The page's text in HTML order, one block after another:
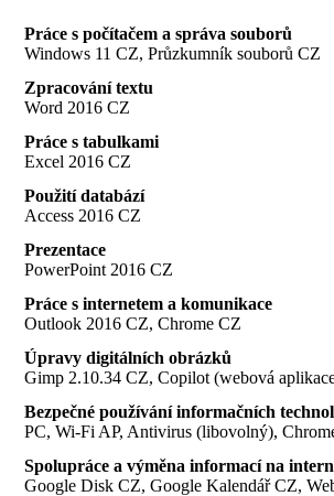
Práce s počítačem a správa souborů
Windows 11 CZ, Průzkumník souborů CZ
Zpracování textu
Word 2016 CZ
Práce s tabulkami
Excel 2016 CZ
Použití databází
Access 2016 CZ
Prezentace
PowerPoint 2016 CZ
Práce s internetem a komunikace
Outlook 2016 CZ, Chrome CZ
Úpravy digitálních obrázků
Gimp 2.10.34 CZ, Copilot (webová
Bezpečné používání informačních
PC, Wi-Fi AP, Antivirus (libovolný),
Spolupráce a výměna informací na
Google Disk CZ, Google Kalendář CZ,